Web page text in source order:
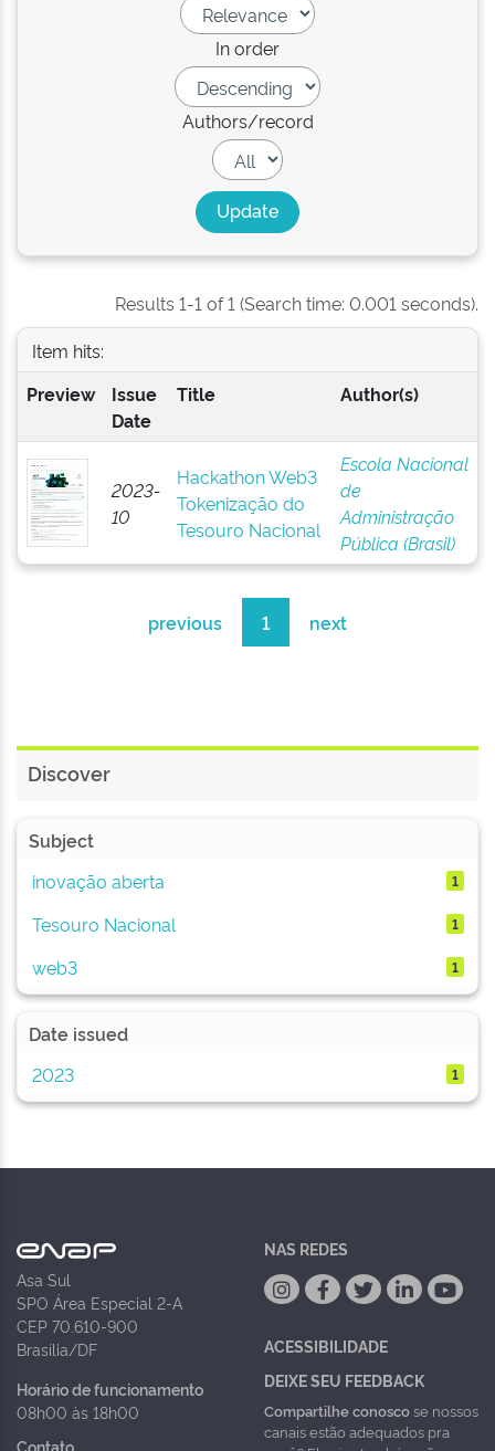
In order
Authors/record
Results 1-1 of 1 (Search time: 0.001 seconds).
Item hits:
Preview
Issue
Date
Title Author(s)
2023-
10
Hackathon Web3
Tokenização do
Tesouro Nacional
Escola Nacional
de
Administração
Pública (Brasil)
previous 1 next
Discover
Subject
inovação aberta
1
Tesouro Nacional 1
web3 1
Date issued
2023
1
Asa Sul
SPO Área Especial 2-A
CEP 70.610-900
Brasília/DF
Horário de funcionamento
08h00 às 18h00
Contato
NAS REDES
ACESSIBILIDADE
DEIXE SEU FEEDBACK
Compartilhe conoscose nossos
canais estão adequados pra